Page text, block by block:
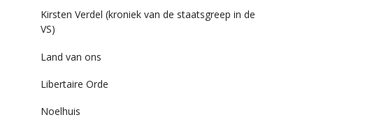
Kirsten Verdel (kroniek van de staatsgreep in de
VS)
Land van ons
Libertaire Orde
Noelhuis